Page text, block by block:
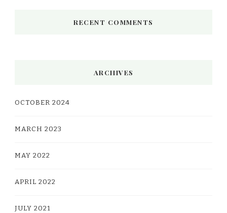
RECENT COMMENTS
ARCHIVES
OCTOBER 2024
MARCH 2023
MAY 2022
APRIL 2022
JULY 2021